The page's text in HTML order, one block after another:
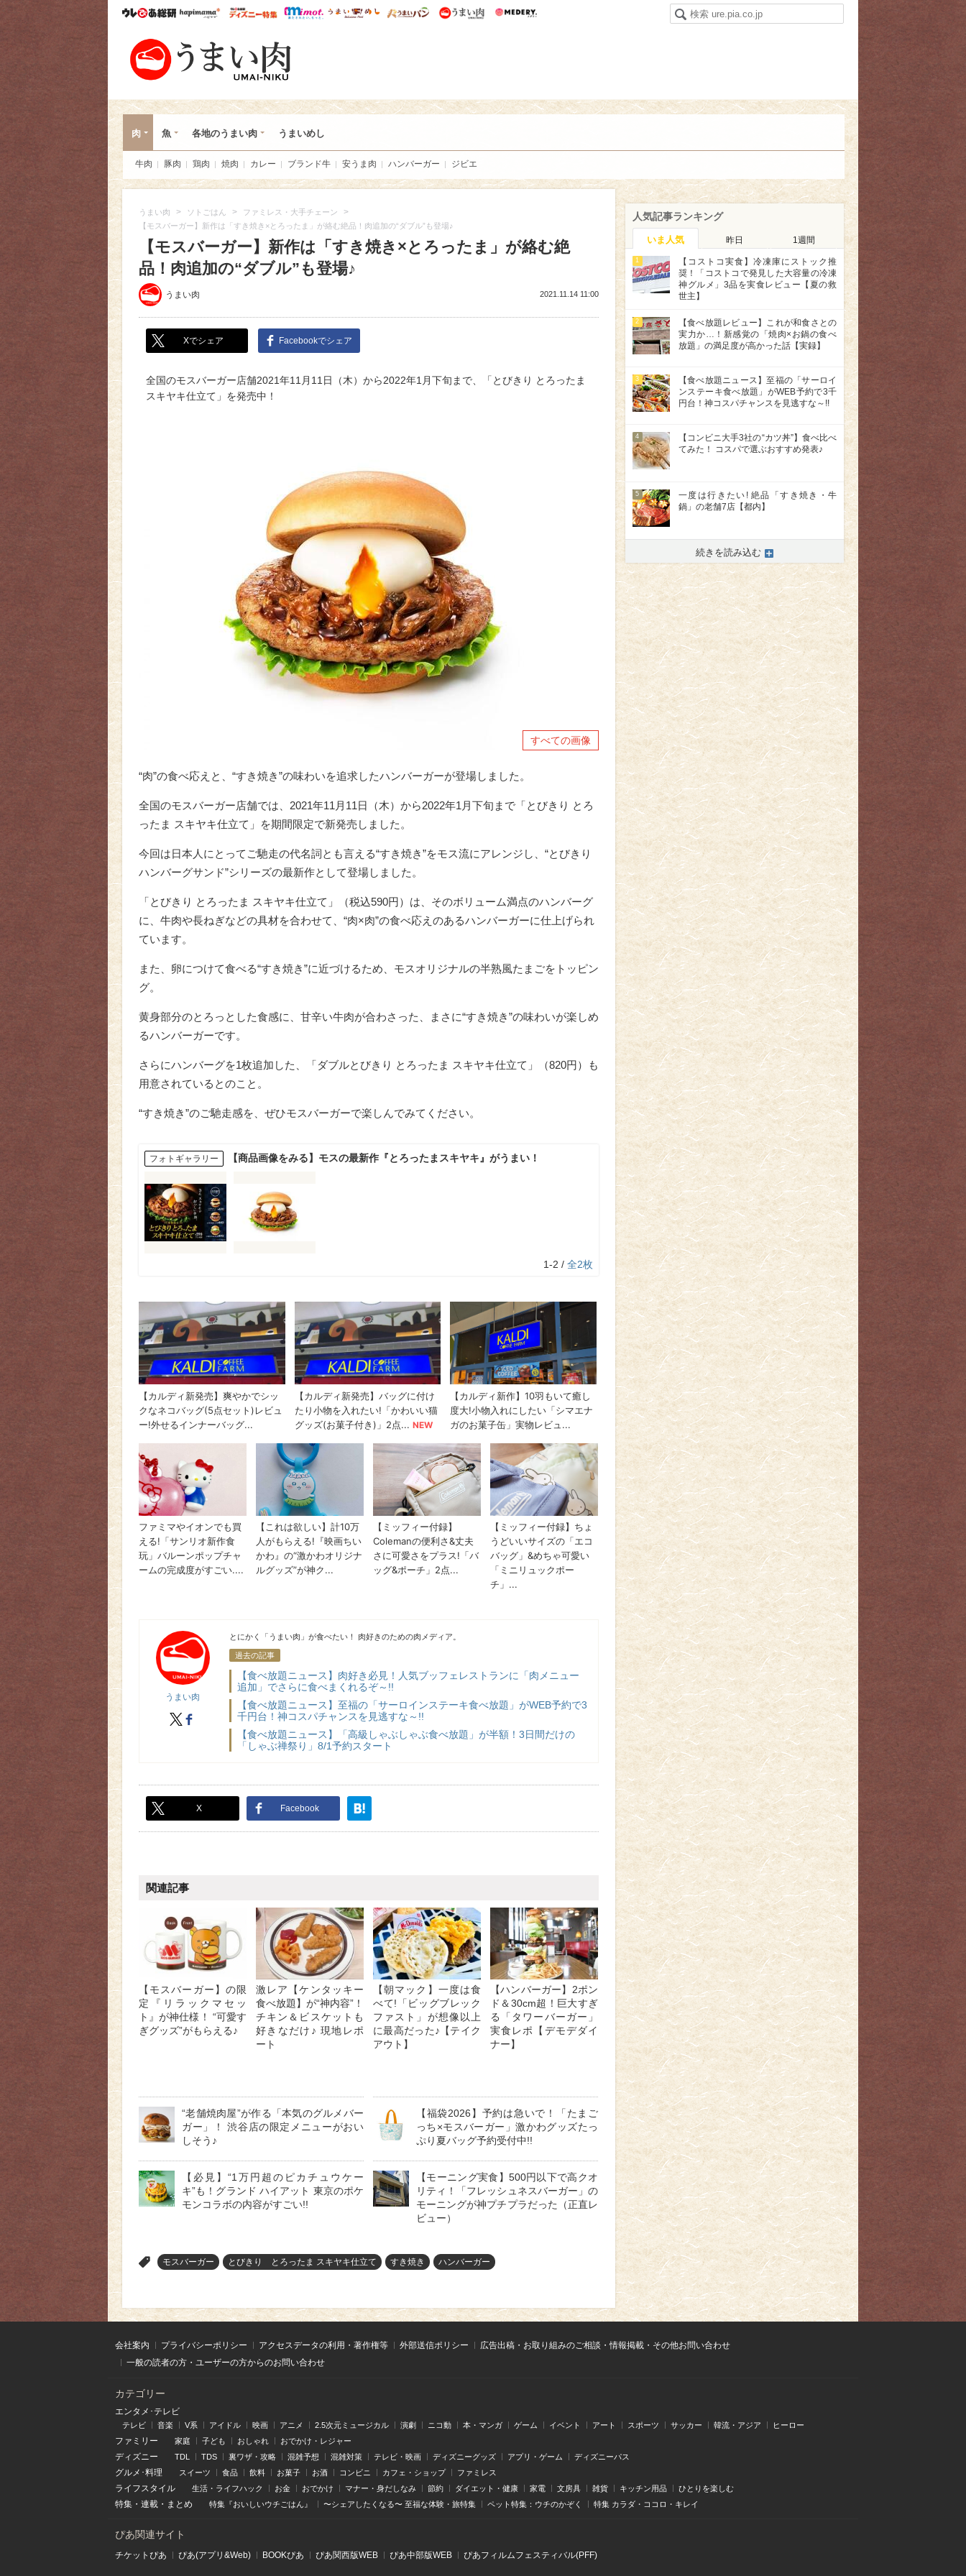
ウレぴあ総研ハピママ* ウレぴあ総研 ディズニー特集
mimot. うまいめし うまいパン うまい肉
肉 魚 各地のうまい肉 うまいめし
牛肉 豚肉 鶏肉 焼肉 カレー ブランド牛 安うま肉 ハンバーガー ジビエ
うまい肉 > ソトごはん > ファミレス・大手チェーン >
【モスバーガー】新作は「すき焼き×とろったま」が絡む絶品！肉追加の“ダブル”も登場♪
【モスバーガー】新作は「すき焼き×とろったま」が絡む絶
品！肉追加の“ダブル”も登場♪
うまい肉 2021.11.14 11:00
Xでシェア Facebookでシェア
全国のモスバーガー店舗2021年11月11日（木）から2022年1月下旬まで、「とびきり とろったま
スキヤキ仕立て」を発売中！
すべての画像
“肉”の食べ応えと、“すき焼き”の味わいを追求したハンバーガーが登場しました。
全国のモスバーガー店舗では、2021年11月11日（木）から2022年1月下旬まで「とびきり とろ
ったま スキヤキ仕立て」を期間限定で新発売しました。
今回は日本人にとってご馳走の代名詞とも言える“すき焼き”をモス流にアレンジし、“とびきり
ハンバーグサンド”シリーズの最新作として登場しました。
「とびきり とろったま スキヤキ仕立て」（税込590円）は、そのボリューム満点のハンバーグ
に、牛肉や長ねぎなどの具材を合わせて、“肉×肉”の食べ応えのあるハンバーガーに仕上げられ
ています。
また、卵につけて食べる“すき焼き”に近づけるため、モスオリジナルの半熟風たまごをトッピン
グ。
黄身部分のとろっとした食感に、甘辛い牛肉が合わさった、まさに“すき焼き”の味わいが楽しめ
るハンバーガーです。
さらにハンバーグを1枚追加した、「ダブルとびきり とろったま スキヤキ仕立て」（820円）も
用意されているとのこと。
“すき焼き”のご馳走感を、ぜひモスバーガーで楽しんでみてください。
フォトギャラリー 【商品画像をみる】モスの最新作『とろったまスキヤキ』がうまい！
1-2 / 全2枚
うまい肉
うまい肉
X
とにかく「うまい肉」が食べたい！ 肉好きのための肉メディア。
過去の記事
【食べ放題ニュース】肉好き必見！人気ブッフェレストランに「肉メニュー
追加」でさらに食べまくれるぞ～!!
【食べ放題ニュース】至福の「サーロインステーキ食べ放題」がWEB予約で3
千円台！神コスパチャンスを見逃すな～!!
【食べ放題ニュース】「高級しゃぶしゃぶ食べ放題」が半額！3日間だけの
「しゃぶ禅祭り」8/1予約スタート
X Facebook
関連記事
【モスバーガー】の限
定『リラックマセッ
ト』が神仕様！ “可愛す
ぎグッズ”がもらえる♪
激レア【ケンタッキー
食べ放題】が“神内容”！
チキン＆ビスケットも
好きなだけ♪ 現地レポ
ート
【朝マック】一度は食
べて!「ビッグブレック
ファスト」が想像以上
に最高だった♪【テイク
アウト】
【ハンバーガー】2ポン
ド＆30cm超！巨大すぎ
る「タワーバーガー」
実食レポ【デモデダイ
ナー】
“老舗焼肉屋”が作る「本気のグルメバー
ガー」！ 渋谷店の限定メニューがおい
しそう♪
【福袋2026】予約は急いで！「たまご
っち×モスバーガー」激かわグッズたっ
ぷり夏バッグ予約受付中!!
【必見】“1万円超のピカチュウケー
キ”も！グランド ハイアット 東京のポケ
モンコラボの内容がすごい!!
【モーニング実食】500円以下で高クオ
リティ！「フレッシュネスバーガー」の
モーニングが神プチプラだった（正直レ
ビュー）
モスバーガー とびきり とろったま スキヤキ仕立て すき焼き ハンバーガー
人気記事ランキング
いま人気 昨日 1週間
1
【コストコ実食】冷凍庫にストック推
奨！「コストコで発見した大容量の冷凍
神グルメ」3品を実食レビュー【夏の救
世主】
2
【食べ放題レビュー】これが和食さとの
実力か…！新感覚の「焼肉×お鍋の食べ
放題」の満足度が高かった話【実録】
3
【食べ放題ニュース】至福の「サーロイ
ンステーキ食べ放題」がWEB予約で3千
円台！神コスパチャンスを見逃すな～!!
4
【コンビニ大手3社の“カツ丼”】食べ比べ
てみた！ コスパで選ぶおすすめ発表♪
5
一度は行きたい! 絶品「すき焼き・牛
鍋」の老舗7店【都内】
続きを読み込む
会社案内 プライバシーポリシー アクセスデータの利用・著作権等 外部送信ポリシー
広告出稿・お取り組みのご相談・情報掲載・その他お問い合わせ
一般の読者の方・ユーザーの方からのお問い合わせ
カテゴリー
エンタメ･テレビ
テレビ 音楽 V系 アイドル 映画 アニメ 2.5次元ミュージカル 演劇 ニコ動 本・マンガ ゲーム イベント アート スポーツ サッカー 韓流・アジア ヒーロー
ファミリー 家庭 子ども おしゃれ おでかけ・レジャー
ディズニー TDL TDS 裏ワザ・攻略 混雑予想 混雑対策 テレビ・映画 ディズニーグッズ アプリ・ゲーム ディズニーパス
グルメ･料理 スイーツ 食品 飲料 お菓子 お酒 コンビニ カフェ・ショップ ファミレス
ライフスタイル 生活・ライフハック お金 おでかけ マナー・身だしなみ 節約 ダイエット・健康 家電 文房具 雑貨 キッチン用品 ひとりを楽しむ
特集 ・ 連載 ・ まとめ 特集『おいしいウチごはん』 〜シェアしたくなる〜 至福な体験・旅特集 ペット特集：ウチのかぞく 特集 カラダ・ココロ・キレイ
ぴあ関連サイト
チケットぴあ ぴあ(アプリ&Web) BOOKぴあ ぴあ関⻄版WEB ぴあ中部版WEB ぴあフィルムフェスティバル(PFF)